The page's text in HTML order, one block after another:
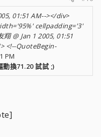
01:51 AM--></div>
cellpadding='3'
翔 @ Jan 1 2005, 01:51
<!--QuoteBegin-
PM
換71.20 試試 ;)